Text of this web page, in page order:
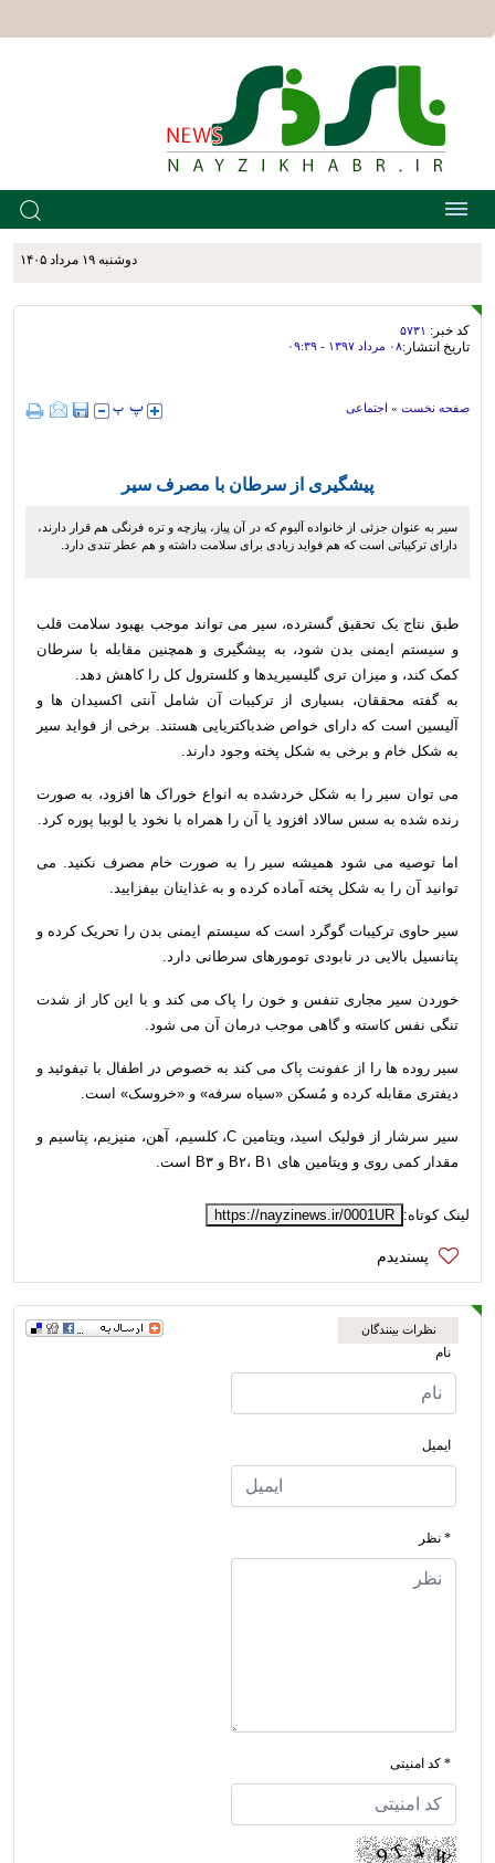
دوشنبه ۱۹ مرداد ۱۴۰۵
کد خبر: ۵۷۳۱
تاریخ انتشار:۰۸ مرداد ۱۳۹۷ - ۰۹:۳۹
صفحه نخست » اجتماعی
پیشگیری از سرطان با مصرف سیر
سیر به عنوان جزئی از خانواده آلیوم که در آن پیاز، پیازچه و تره فرنگی هم قرار دارند،
دارای ترکیباتی است که هم فواید زیادی برای سلامت داشته و هم عطر تندی دارد.
طبق نتاج یک تحقیق گسترده، سیر می تواند موجب بهبود سلامت قلب
و سیستم ایمنی بدن شود، به پیشگیری و همچنین مقابله با سرطان
کمک کند، و میزان تری گلیسیریدها و کلسترول کل را کاهش دهد.
به گفته محققان، بسیاری از ترکیبات آن شامل آنتی اکسیدان ها و
آلیسین است که دارای خواص ضدباکتریایی هستند. برخی از فواید سیر
به شکل خام و برخی به شکل پخته وجود دارند.
می توان سیر را به شکل خردشده به انواع خوراک ها افزود، به صورت
رنده شده به سس سالاد افزود یا آن را همراه با نخود یا لوبیا پوره کرد.
اما توصیه می شود همیشه سیر را به صورت خام مصرف نکنید. می
توانید آن را به شکل پخته آماده کرده و به غذایتان بیفزایید.
سیر حاوی ترکیبات گوگرد است که سیستم ایمنی بدن را تحریک کرده و
پتانسیل بالایی در نابودی تومورهای سرطانی دارد.
خوردن سیر مجاری تنفس و خون را پاک می کند و با این کار از شدت
تنگی نفس کاسته و گاهی موجب درمان آن می شود.
سیر روده ها را از عفونت پاک می کند به خصوص در اطفال با تیفوئید و
دیفتری مقابله کرده و مُسکن «سیاه سرفه» و «خروسک» است.
سیر سرشار از فولیک اسید، ویتامین C، کلسیم، آهن، منیزیم، پتاسیم و
مقدار کمی روی و ویتامین های B۲، B۱ و B۳ است.
لینک کوتاه: https://nayzinews.ir/0001UR
نظرات بینندگان
نام
ایمیل
* نظر
* کد امنیتی